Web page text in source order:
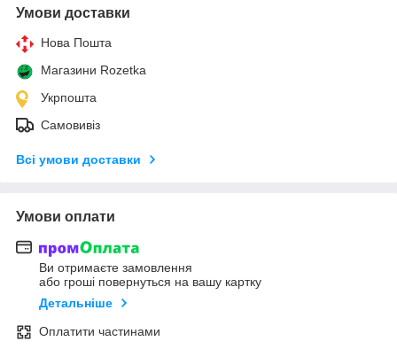
Умови доставки
Нова Пошта
Магазини Rozetka
Укрпошта
Самовивіз
Всі умови доставки
Умови оплати
Ви отримаєте замовлення
або гроші повернуться на вашу картку
Детальніше
Оплатити частинами